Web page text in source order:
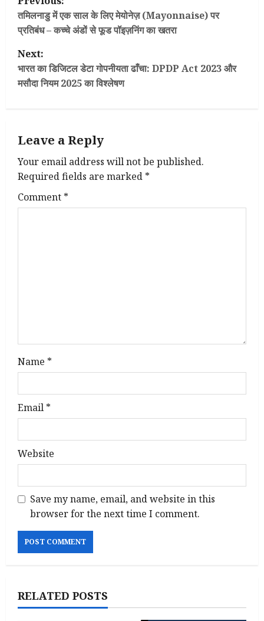
o
s
t
n
v
i
g
तमिलनाडु में एक साल के लिए मेयोनेज़ (Mayonnaise) पर
प्रतिबंध – कच्चे अंडों से फूड पॉइज़निंग का खतरा
Next:
भारत का डिजिटल डेटा गोपनीयता ढाँचा: DPDP Act 2023 और
मसौदा नियम 2025 का विश्लेषण
Leave a Reply
Your email address will not be published.
Required fields are marked *
Comment *
Name *
Email *
Website
Save my name, email, and website in this
browser for the next time I comment.
RELATED POSTS